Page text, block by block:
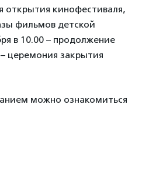
открытия кинофестиваля,
фильмов детской
в 10.00 – продолжение
церемония закрытия
можно ознакомиться